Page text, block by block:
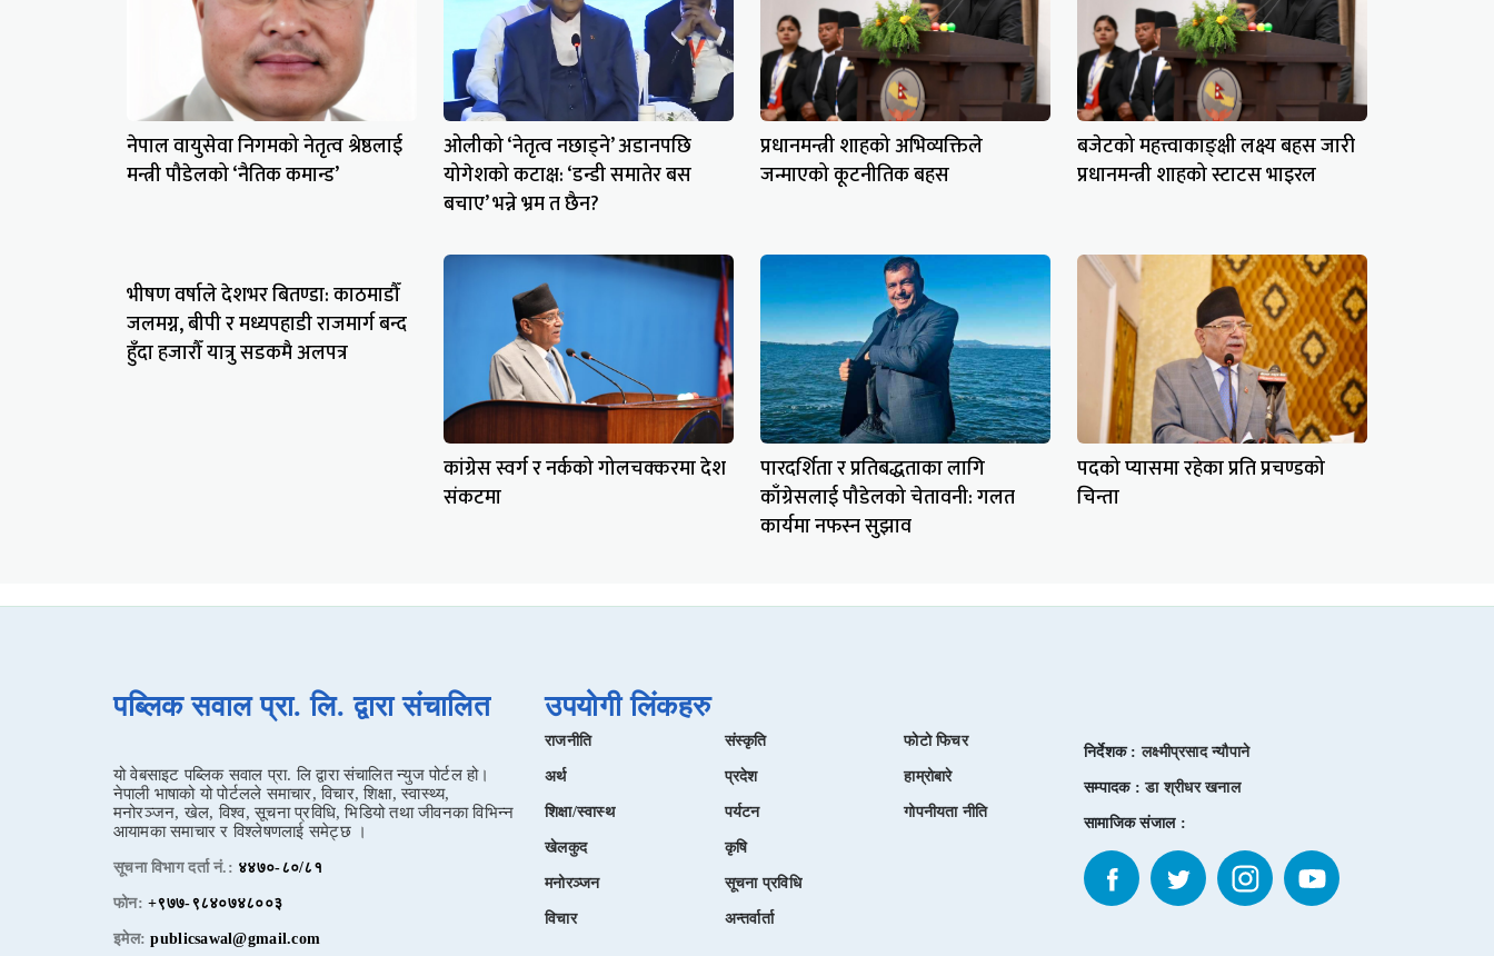
नेपाल वायुसेवा निगमको नेतृत्व श्रेष्ठलाई
मन्त्री पौडेलको ‘नैतिक कमान्ड’
ओलीको ‘नेतृत्व नछाड्ने’ अडानपछि
योगेशको कटाक्ष: ‘डन्डी समातेर बस
बचाए’ भन्ने भ्रम त छैन?
प्रधानमन्त्री शाहको अभिव्यक्तिले
जन्माएको कूटनीतिक बहस
बजेटको महत्त्वाकाङ्क्षी लक्ष्य बहस जारी
प्रधानमन्त्री शाहको स्टाटस भाइरल
भीषण वर्षाले देशभर बितण्डा: काठमाडौँ
जलमग्न, बीपी र मध्यपहाडी राजमार्ग बन्द
हुँदा हजारौँ यात्रु सडकमै अलपत्र
कांग्रेस स्वर्ग र नर्कको गोलचक्करमा देश
संकटमा
पारदर्शिता र प्रतिबद्धताका लागि
काँग्रेसलाई पौडेलको चेतावनी: गलत
कार्यमा नफस्न सुझाव
पदको प्यासमा रहेका प्रति प्रचण्डको
चिन्ता
पब्लिक सवाल प्रा. लि. द्वारा संचालित
यो वेबसाइट पब्लिक सवाल प्रा. लि द्वारा संचालित न्युज पोर्टल हो।
नेपाली भाषाको यो पोर्टलले समाचार, विचार, शिक्षा, स्वास्थ्य,
मनोरञ्जन, खेल, विश्व, सूचना प्रविधि, भिडियो तथा जीवनका विभिन्न
आयामका समाचार र विश्लेषणलाई समेट्छ ।
सूचना विभाग दर्ता नं.: ४४७०-८०/८१
फोन:+९७७-९८४०७४८००३
इमेल:publicsawal@gmail.com
उपयोगी लिंकहरु
राजनीति
अर्थ
शिक्षा/स्वास्थ
खेलकुद
मनोरञ्जन
विचार
संस्कृति
प्रदेश
पर्यटन
कृषि
सूचना प्रविधि
अन्तर्वार्ता
फाेटाे फिचर
हाम्रोबारे
गोपनीयता नीति
निर्देशक :लक्ष्मीप्रसाद न्यौपाने
सम्पादक :डा श्रीधर खनाल
सामाजिक संजाल :